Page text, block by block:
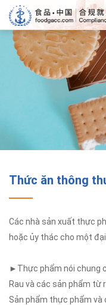
Thức ăn thông
Các nhà sản xuất thực
hoặc ủy thác cho một
►Thực phẩm nói chung
Rau và các sản phẩm từ
Sản phẩm thực phẩm và